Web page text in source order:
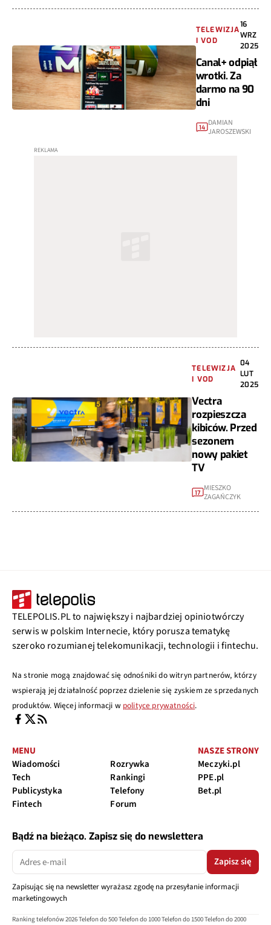
TELEWIZJA
I VOD
16
WRZ
2025
Canal+ odpiął
wrotki. Za
darmo na 90
dni
14 DAMIAN
JAROSZEWSKI
TELEWIZJA
I VOD
04
LUT
2025
Vectra
rozpieszcza
kibiców. Przed
sezonem
nowy pakiet
TV
17 MIESZKO
ZAGAŃCZYK
TELEPOLIS.PL to największy i najbardziej opiniotwórczy
serwis w polskim Internecie, który porusza tematykę
szeroko rozumianej telekomunikacji, technologii i fintechu.
Na stronie mogą znajdować się odnośniki do witryn partnerów, którzy
wspierają jej działalność poprzez dzielenie się zyskiem ze sprzedanych
produktów. Więcej informacji w polityce prywatności.
MENU
Wiadomości
Tech
Publicystyka
Fintech
Rozrywka
Rankingi
Telefony
Forum
NASZE STRONY
Meczyki.pl
PPE.pl
Bet.pl
Bądź na bieżąco. Zapisz się do newslettera
Zapisz się
Zapisując się na newsletter wyrażasz zgodę na przesyłanie informacji
marketingowych
Ranking telefonów 2026Telefon do 500Telefon do 1000Telefon do 1500Telefon do 2000